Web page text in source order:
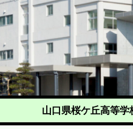
山口県桜ケ丘高等学